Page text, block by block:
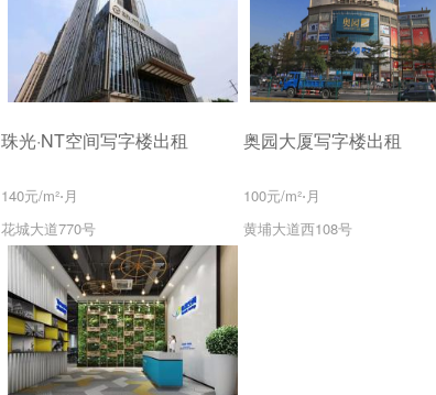
珠光·NT空间写字楼出租
140元/m²⋅月
花城大道770号
奥园大厦写字楼出租
100元/m²⋅月
黄埔大道西108号